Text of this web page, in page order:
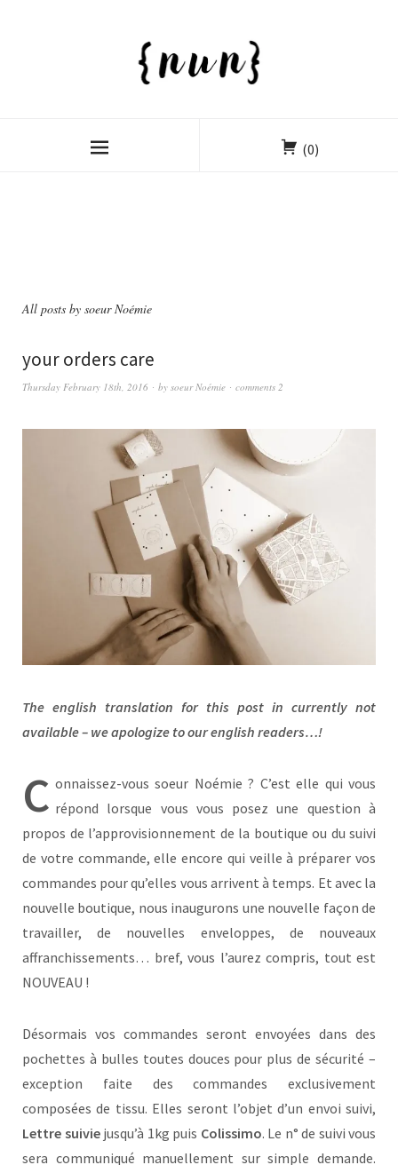
(0)
All posts by soeur Noémie
your orders care
Thursday February 18th, 2016 by soeur Noémie comments 2
The english translation for this post in currently not
available – we apologize to our english readers…!
C onnaissez-vous soeur Noémie ? C’est elle qui vous
répond lorsque vous vous posez une question à
propos de l’approvisionnement de la boutique ou du suivi
de votre commande, elle encore qui veille à préparer vos
commandes pour qu’elles vous arrivent à temps. Et avec la
nouvelle boutique, nous inaugurons une nouvelle façon de
travailler, de nouvelles enveloppes, de nouveaux
affranchissements… bref, vous l’aurez compris, tout est
NOUVEAU !
Désormais vos commandes seront envoyées dans des
pochettes à bulles toutes douces pour plus de sécurité –
exception faite des commandes exclusivement
composées de tissu. Elles seront l’objet d’un envoi suivi,
Lettre suiviejusqu’à 1kg puis Colissimo. Le n° de suivi vous
sera communiqué manuellement sur simple demande.